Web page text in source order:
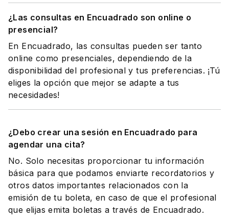
¿Las consultas en Encuadrado son online o
presencial?
En Encuadrado, las consultas pueden ser tanto
online como presenciales, dependiendo de la
disponibilidad del profesional y tus preferencias. ¡Tú
eliges la opción que mejor se adapte a tus
necesidades!
¿Debo crear una sesión en Encuadrado para
agendar una cita?
No. Solo necesitas proporcionar tu información
básica para que podamos enviarte recordatorios y
otros datos importantes relacionados con la
emisión de tu boleta, en caso de que el profesional
que elijas emita boletas a través de Encuadrado.